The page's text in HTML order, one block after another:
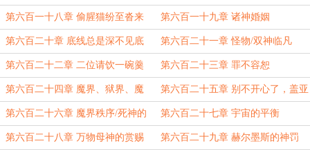
第六百一十八章 偷腥猫纷至沓来 第六百一十九章 诸神婚姻
第六百二十章 底线总是深不见底 第六百二十一章 怪物/双神临凡
第六百二十二章 二位请饮一碗羹 第六百二十三章 罪不容恕
第六百二十四章 魔界、狱界、魔 第六百二十五章 别不开心了，盖亚
求求~
第六百二十六章 魔界秩序/死神的
哀求
第六百二十七章 宇宙的平衡
第六百二十八章 万物母神的赏赐 第六百二十九章 赫尔墨斯的神罚